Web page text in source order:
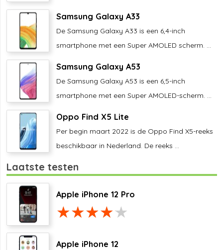
Samsung Galaxy A33
De Samsung Galaxy A33 is een 6,4-inch
smartphone met een Super AMOLED scherm. ...
Samsung Galaxy A53
De Samsung Galaxy A53 is een 6,5-inch
smartphone met een Super AMOLED-scherm. ...
Oppo Find X5 Lite
Per begin maart 2022 is de Oppo Find X5-reeks
beschikbaar in Nederland. De reeks ...
Laatste testen
Apple iPhone 12 Pro
Apple iPhone 12